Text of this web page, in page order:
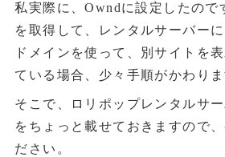
私実際に、Owndに設定したので
を取得して、レンタルサーバー
ドメインを使って、別サイトを
ている場合、少々手順がかわりま
そこで、ロリポップレンタルサ
をちょっと載せておきますので
ださい。